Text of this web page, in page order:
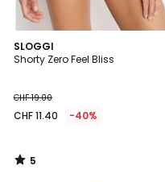
SLOGGI
Shorty Zero Feel Bliss
CHF 19.00
CHF 11.40 -40%
5
/
5
/